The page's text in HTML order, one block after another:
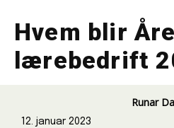
Hvem blir
lærebedrift
Runar
12. januar 2023